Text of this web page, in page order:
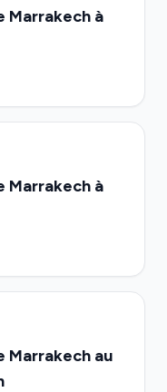
Marrakech à
Marrakech à
Marrakech au